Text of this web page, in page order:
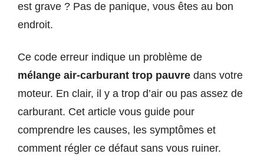
est grave ? Pas de panique, vous êtes au bon
endroit.
Ce code erreur indique un problème de
mélange air-carburant trop pauvre dans votre
moteur. En clair, il y a trop d’air ou pas assez de
carburant. Cet article vous guide pour
comprendre les causes, les symptômes et
comment régler ce défaut sans vous ruiner.